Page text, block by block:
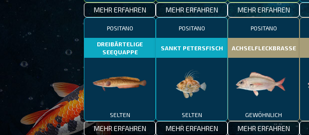
MEHR ERFAHREN MEHR ERFAHREN MEHR ERFAHREN
POSITANO
DREIBÄRTELIGE
SEEQUAPPE
SELTEN
MEHR ERFAHREN
POSITANO
SANKT PETERSFISCH
SELTEN
MEHR ERFAHREN
POSITANO
ACHSELFLECKBRASSE
GEWÖHNLICH
MEHR ERFAHREN